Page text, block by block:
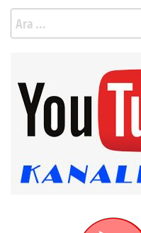
Arama: